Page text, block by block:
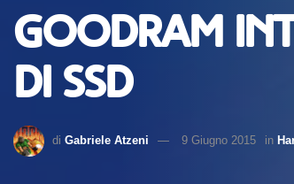
GOODRAM
di SSD
di Gabriele Atzeni 9 Giugno 2015 in